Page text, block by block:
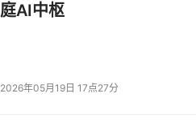
庭AI中枢
2026年05月19日 17点27分